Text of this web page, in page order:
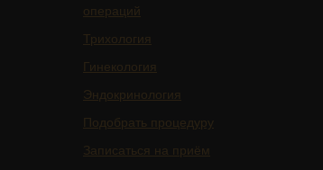
операций
Трихология
Гинекология
Эндокринология
Подобрать процедуру
Записаться на приём